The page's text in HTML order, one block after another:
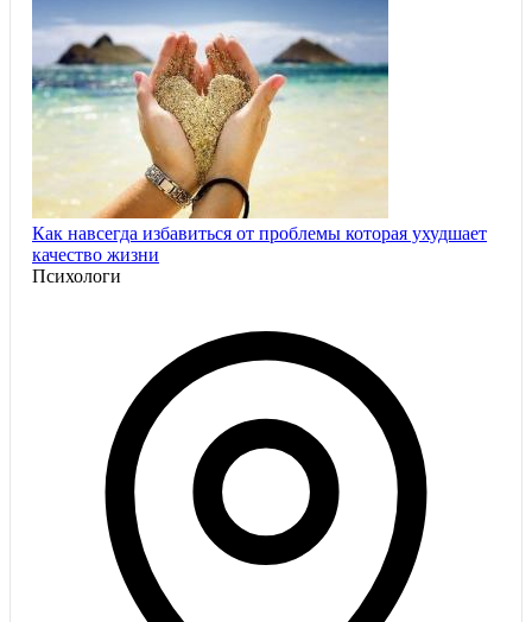
Как навсегда избавиться от проблемы которая ухудшает
качество жизни
Психологи